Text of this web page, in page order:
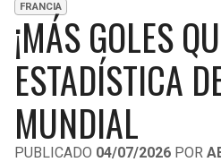
FRANCIA
¡MÁS GOLES
ESTADÍSTICA
MUNDIAL
PUBLICADO 04/07/2026 POR